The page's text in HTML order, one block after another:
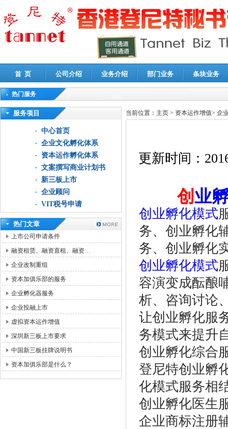
首 页 公司介绍 业务介绍 部门业务 条块业务
热门服务
高新技术企业认定审计|企业所得税汇算清缴申报鉴证
服务项目
中心首页
企业文化孵化体系
资本运作孵化体系
文案撰写商业计划书
新三板上市
企业顾问
VIT税号申请
热门文章
上市公司申请条件
融资租赁、融资直租、融资…
企业改制重组
资本加俱乐部的服务
企业孵化器服务
企业投融上市
虚拟资本运作增值
深圳新三板上市要求
中国新三板挂牌说明书
资本加俱乐部是什么？
当前位置： 主页 > 资本运作增值> 企
更新时间：
创业
创业孵化模式
务、创业孵化
务、创业孵化
创业孵化模式
容演变成酝酿
析、咨询讨论
让创业孵化服
务模式来提升
创业孵化
登尼特创业孵
化模式服务相
创业孵化医生
企业商标注册